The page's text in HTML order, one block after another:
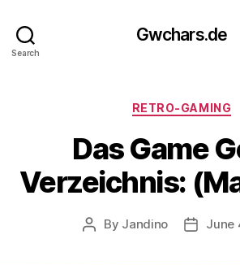
Search
Gwchars.de
RETRO-GAMING
Das Game
Verzeichnis:
Post
By Jandino
PostJune